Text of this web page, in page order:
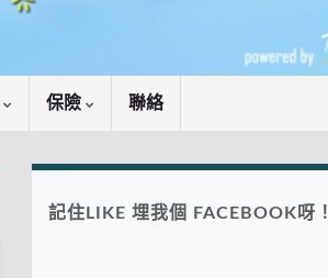
保險 聯絡
記住LIKE 埋我個 FACEBOOK呀！